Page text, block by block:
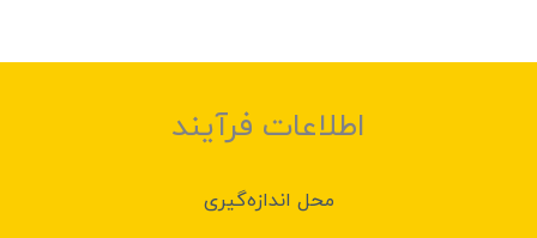
اطلاعات فرآیند
محل اندازه‌گیری